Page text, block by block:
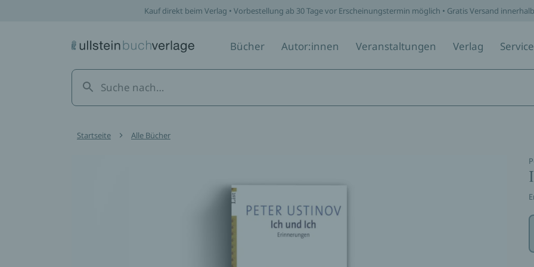
Kauf direkt beim Verlag • Vorbestellung ab 30 Tage vor Erscheinungstermin möglich • Gratis Versand
Bücher Autor:innen Veranstaltungen Verlag Service
Startseite Alle Bücher